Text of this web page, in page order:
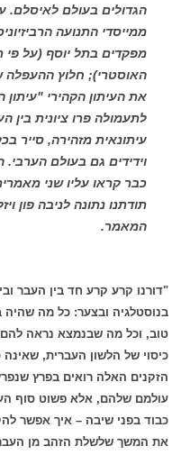
ממייסדי התנועה
מפקדים בתל יוסף (על פי
האוסטרי); חלוץ ההעפלה
את העיתון הקהירי
לתעמולה פרו ציונית בין
עיתונאית מזהירה, סייר
וידידים גם בעולם הערבי.
כבר קראו עליו שני
תודתנו נתונה לניבה פון
המאמר.
"דורנו קרע קרע חד בין העבר
בנוסטלגיה ובצער: כל מה שהיה
טוב, וכל מה שבנמצא נראה להם
כיסוי של הלשון העברית,
הזקנים האלה רואים בפרץ
עולמם שלהם, אלא פשוט סוף
כבוד בפני שיבה – איך אפשר
את המשך שלשלת הזהב מן